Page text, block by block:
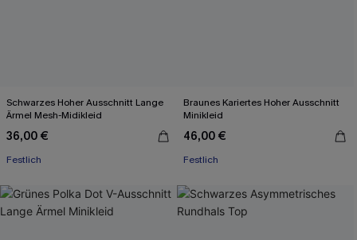
Schwarzes Hoher Ausschnitt Lange
Ärmel Mesh-Midikleid
36,00 €
Festlich
Braunes Kariertes Hoher Ausschnitt
Minikleid
46,00 €
Festlich